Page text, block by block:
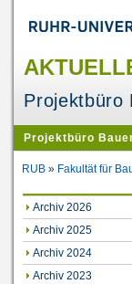
Projektbüro
Projektbüro
RUB » Fakultät für
Archiv 2026
Archiv 2025
Archiv 2024
Archiv 2023